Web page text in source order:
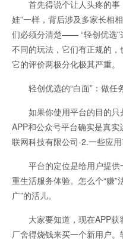
首先得说个让人头疼的事
娃”一样，背后涉及多家长相
们必须分清楚—— “轻创优选”
不同的玩法，它们有正规的
它的评价两极分化极其严重。
轻创优选的“白面”：做任
如果你使用平台的目的只
APP和公众号平台确实是真
联网科技有限公司-2.一些应
平台的定位是给用户提供
重生活服务体验。怎么个“赚”
广”的活儿。
大家要知道，现在APP获
厂舍得烧钱来买一个新用户